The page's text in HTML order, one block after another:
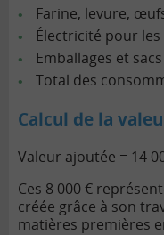
Farine, levure,
Électricité pour les
Emballages et
Total des
Calcul de la
Valeur ajoutée = 14
Ces 8 000 €
créée grâce à son
matières premières